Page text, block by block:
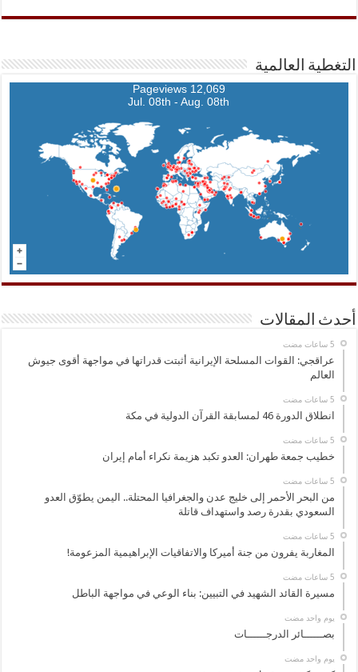
التغطية العالمية
12,069 Pageviews
Jul. 08th - Aug. 08th
أحدث المقالات
عراقجي: القوات المسلحة الإيرانية أثبتت قدراتها في مواجهة أقوى جيوش
العالم
انطلاق الدورة 46 لمسابقة القرآن الدولية في مكة
خطيب جمعة طهران: العدو تكبد هزيمة نكراء أمام إيران
من البحر الأحمر إلى خليج عدن والجغرافيا المحتلة.. اليمن يطوّق العدو
السعودي بقدرة رصد واستهداف قاتلة
المغاربة يفرون من جنة أميركا والاتفاقيات الإبراهيمية المزعومة!
مسيرة القائد الشهيد في التبيين: بناء الوعي في مواجهة الباطل
‏يوم واحد مضت
بصــــــائر الدرجــــــات
‏يوم واحد مضت